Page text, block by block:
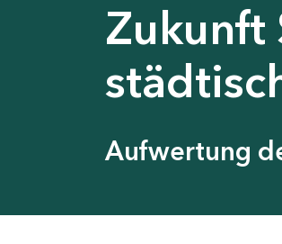
Zukunft
Aufwertung